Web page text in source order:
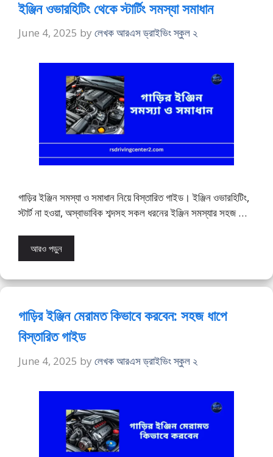
ইঞ্জিন ওভারহিটিং থেকে স্টার্টিং সমস্যা সমাধান
June 4, 2025 by লেখক আরএস ড্রাইভিং স্কুল ২
গাড়ির ইঞ্জিন সমস্যা ও সমাধান নিয়ে বিস্তারিত গাইড। ইঞ্জিন ওভারহিটিং,
স্টার্ট না হওয়া, অস্বাভাবিক শব্দসহ সকল ধরনের ইঞ্জিন সমস্যার সহজ …
আরও পড়ুন
গাড়ির ইঞ্জিন মেরামত কিভাবে করবেন: সহজ ধাপে
বিস্তারিত গাইড
June 4, 2025 by লেখক আরএস ড্রাইভিং স্কুল ২